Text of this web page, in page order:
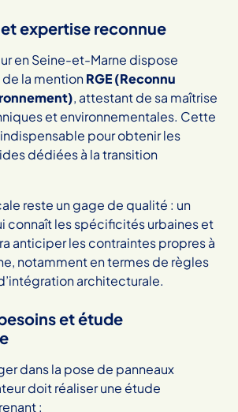
expertise reconnue
en Seine-et-Marne dispose
la mentionRGE (Reconnu
, attestant de sa maîtrise
et environnementales. Cette
pour obtenir les
dédiées à la transition
reste un gage de qualité : un
connaît les spécificités urbaines et
anticiper les contraintes propres à
notamment en termes de règles
architecturale.
et étude
dans la pose de panneaux
doit réaliser une étude
: